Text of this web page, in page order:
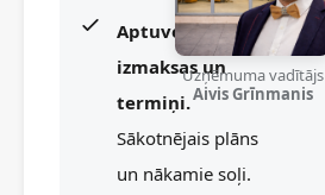
Aptuvenās
izmaksas un
termiņi.
Sākotnējais plāns
un nākamie soļi.
Uzņēmuma vadītājs
Aivis Grīnmanis